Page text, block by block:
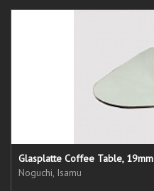
Glasplatte Coffee Table, 19mm
Noguchi, Isamu